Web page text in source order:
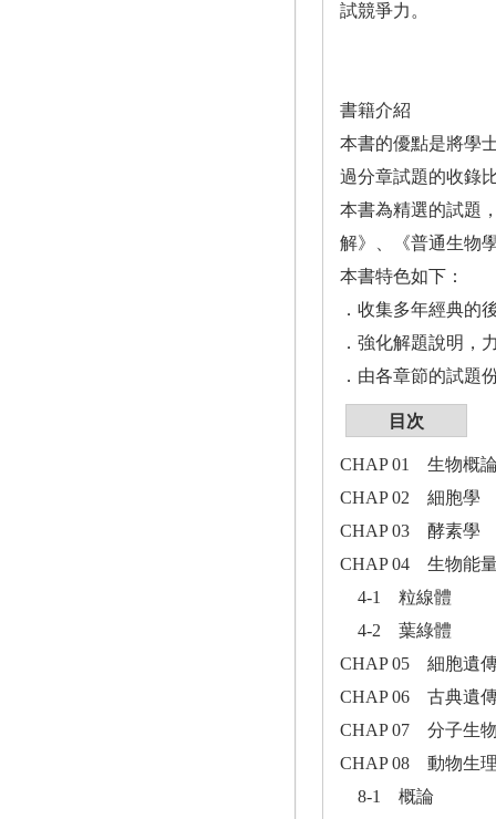
試競爭力。
書籍介紹
本書的優點是將學
過分章試題的收錄
本書為精選的試題
解》、《普通生物
本書特色如下：
．收集多年經典的
．強化解題說明，
．由各章節的試題
目次
CHAP 01 生物概
CHAP 02 細胞學
CHAP 03 酵素學
CHAP 04 生物能
4-1 粒線體
4-2 葉綠體
CHAP 05 細胞遺
CHAP 06 古典遺
CHAP 07 分子生
CHAP 08 動物生
8-1 概論